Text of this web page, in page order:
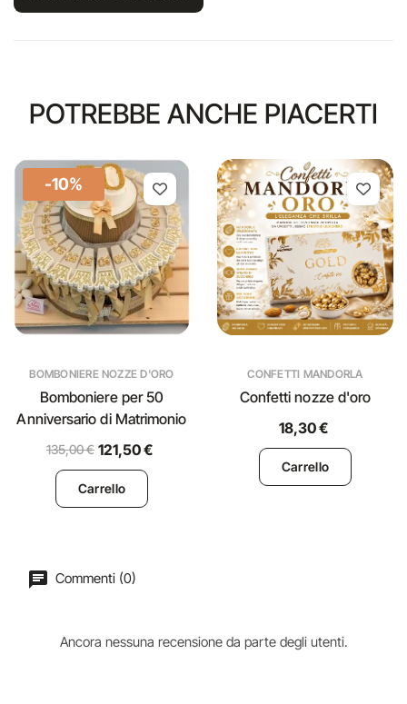
POTREBBE ANCHE PIACERTI
-10%
BOMBONIERE NOZZE D'ORO
Bomboniere per 50
Anniversario di Matrimonio
135,00 € 121,50 €
Carrello
CONFETTI MANDORLA
Confetti nozze d'oro
18,30 €
Carrello
Commenti (0)
Ancora nessuna recensione da parte degli utenti.